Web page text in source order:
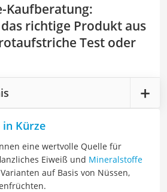
Kaufberatung:
richtige Produkt aus
Test oder
in Kürze
eine wertvolle Quelle für
Eiweiß und Mineralstoffe
auf Basis von Nüssen,